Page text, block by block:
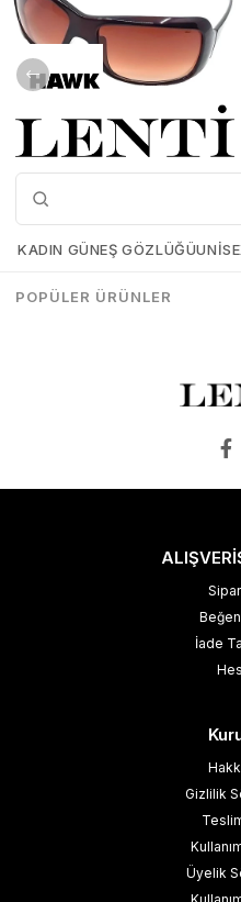
Hawk-HW1044-02-66
İade
Gizlilik
Üyelik
KADIN GÜNEŞ GÖZLÜĞÜ
POPÜLER ÜRÜNLER